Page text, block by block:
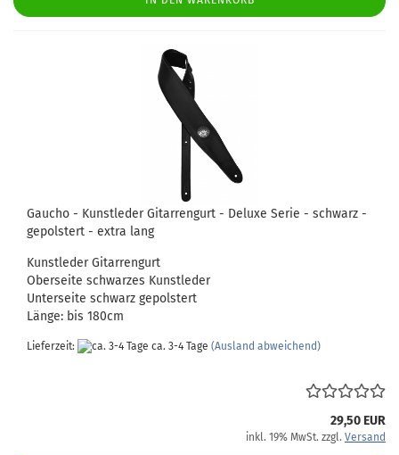
Gaucho - Kunstleder Gitarrengurt - Deluxe Serie - schwarz -
gepolstert - extra lang
Kunstleder Gitarrengurt
Oberseite schwarzes Kunstleder
Unterseite schwarz gepolstert
Länge: bis 180cm
Lieferzeit: ca. 3-4 Tage (Ausland abweichend)
29,50 EUR
inkl. 19% MwSt. zzgl. Versand